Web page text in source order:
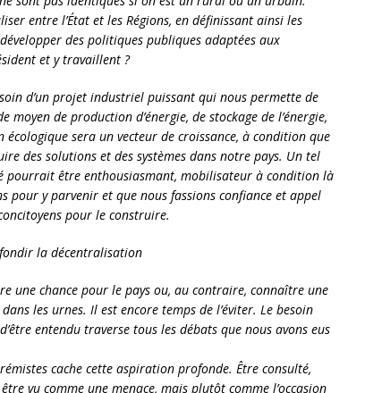
entre l’État et les Régions, en définissant ainsi les
des politiques publiques adaptées aux
et y travaillent ?
d’un projet industriel puissant qui nous permette de
de production d’énergie, de stockage de l’énergie,
sera un vecteur de croissance, à condition que
des solutions et des systèmes dans notre pays. Un tel
pourrait être enthousiasmant, mobilisateur à condition là
pour y parvenir et que nous fassions confiance et appel
pour le construire.
la décentralisation
une chance pour le pays ou, au contraire, connaître une
les urnes. Il est encore temps de l’éviter. Le besoin
entendu traverse tous les débats que nous avons eus
cache cette aspiration profonde. Être consulté,
vu comme une menace, mais plutôt comme l’occasion